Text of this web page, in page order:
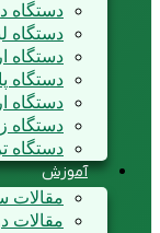
دستگاه
دستگاه
دستگاه
دستگاه
دستگاه
دستگاه
دستگاه
آموزش
مقالات